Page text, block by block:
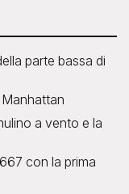
parte bassa di
a vento e la
con la prima